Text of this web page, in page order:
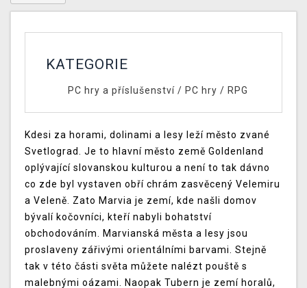
KATEGORIE
PC hry a příslušenství/ PC hry / RPG
Kdesi za horami, dolinami a lesy leží město zvané
Svetlograd. Je to hlavní město země Goldenland
oplývající slovanskou kulturou a není to tak dávno
co zde byl vystaven obří chrám zasvěcený Velemiru
a Veleně. Zato Marvia je zemí, kde našli domov
bývalí kočovníci, kteří nabyli bohatství
obchodováním. Marvianská města a lesy jsou
proslaveny zářivými orientálními barvami. Stejně
tak v této části světa můžete nalézt pouště s
malebnými oázami. Naopak Tubern je zemí horalů,